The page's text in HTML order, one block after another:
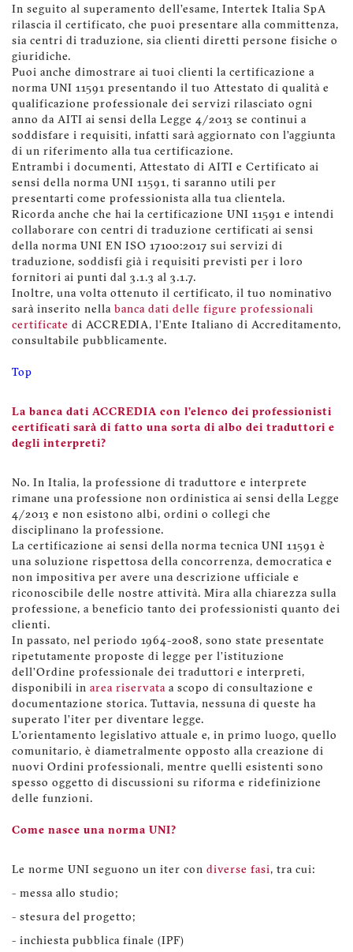
In seguito al superamento dell’esame, Intertek Italia SpA
rilascia il certificato, che puoi presentare alla committenza,
sia centri di traduzione, sia clienti diretti persone fisiche o
giuridiche.
Puoi anche dimostrare ai tuoi clienti la certificazione a
norma UNI 11591 presentando il tuo Attestato di qualità e
qualificazione professionale dei servizi rilasciato ogni
anno da AITI ai sensi della Legge 4/2013 se continui a
soddisfare i requisiti, infatti sarà aggiornato con l’aggiunta
di un riferimento alla tua certificazione.
Entrambi i documenti, Attestato di AITI e Certificato ai
sensi della norma UNI 11591, ti saranno utili per
presentarti come professionista alla tua clientela.
Ricorda anche che hai la certificazione UNI 11591 e intendi
collaborare con centri di traduzione certificati ai sensi
della norma UNI EN ISO 17100:2017 sui servizi di
traduzione, soddisfi già i requisiti previsti per i loro
fornitori ai punti dal 3.1.3 al 3.1.7.
Inoltre, una volta ottenuto il certificato, il tuo nominativo
sarà inserito nella banca dati delle figure professionali
certificate di ACCREDIA, l’Ente Italiano di Accreditamento,
consultabile pubblicamente.
Top
La banca dati ACCREDIA con l’elenco dei professionisti
certificati sarà di fatto una sorta di albo dei traduttori e
degli interpreti?
No. In Italia, la professione di traduttore e interprete
rimane una professione non ordinistica ai sensi della Legge
4/2013 e non esistono albi, ordini o collegi che
disciplinano la professione.
La certificazione ai sensi della norma tecnica UNI 11591 è
una soluzione rispettosa della concorrenza, democratica e
non impositiva per avere una descrizione ufficiale e
riconoscibile delle nostre attività. Mira alla chiarezza sulla
professione, a beneficio tanto dei professionisti quanto dei
clienti.
In passato, nel periodo 1964-2008, sono state presentate
ripetutamente proposte di legge per l’istituzione
dell’Ordine professionale dei traduttori e interpreti,
disponibili in area riservata a scopo di consultazione e
documentazione storica. Tuttavia, nessuna di queste ha
superato l’iter per diventare legge.
L’orientamento legislativo attuale e, in primo luogo, quello
comunitario, è diametralmente opposto alla creazione di
nuovi Ordini professionali, mentre quelli esistenti sono
spesso oggetto di discussioni su riforma e ridefinizione
delle funzioni.
Come nasce una norma UNI?
Le norme UNI seguono un iter con diverse fasi, tra cui:
- messa allo studio;
- stesura del progetto;
- inchiesta pubblica finale (IPF)